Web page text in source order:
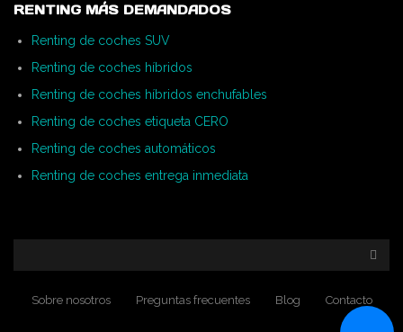
RENTING MÁS DEMANDADOS
Renting de coches SUV
Renting de coches híbridos
Renting de coches híbridos enchufables
Renting de coches etiqueta CERO
Renting de coches automáticos
Renting de coches entrega inmediata
Sobre nosotros Preguntas frecuentes Blog Contacto